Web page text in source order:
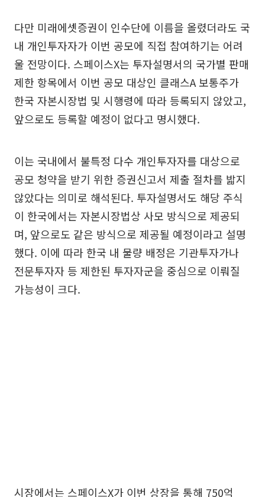
다만 미래에셋증권이 인수단에 이름을 올렸더라도 국
내 개인투자자가 이번 공모에 직접 참여하기는 어려
울 전망이다. 스페이스X는 투자설명서의 국가별 판매
제한 항목에서 이번 공모 대상인 클래스A 보통주가
한국 자본시장법 및 시행령에 따라 등록되지 않았고,
앞으로도 등록할 예정이 없다고 명시했다.
이는 국내에서 불특정 다수 개인투자자를 대상으로
공모 청약을 받기 위한 증권신고서 제출 절차를 밟지
않았다는 의미로 해석된다. 투자설명서도 해당 주식
이 한국에서는 자본시장법상 사모 방식으로 제공되
며, 앞으로도 같은 방식으로 제공될 예정이라고 설명
했다. 이에 따라 한국 내 물량 배정은 기관투자가나
전문투자자 등 제한된 투자자군을 중심으로 이뤄질
가능성이 크다.
시장에서는 스페이스X가 이번 상장을 통해 750억